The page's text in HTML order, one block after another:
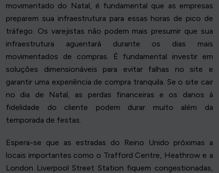
movimentado do Natal, é fundamental que as empresas
preparem sua infraestrutura para essas horas de pico de
tráfego. Os varejistas não podem mais presumir que sua
infraestrutura aguentará durante os dias mais
movimentados de compras. É fundamental investir em
soluções dimensionáveis para evitar falhas no site e
garantir uma experiência de compra tranquila. Se o site cair
no dia de Natal, as perdas financeiras e os danos à
fidelidade do cliente podem durar muito além da
temporada de festas.
Espera-se que as estradas do Reino Unido próximas a
locais importantes como o Trafford Centre, Heathrow e a
London Liverpool Street Station fiquem congestionadas,